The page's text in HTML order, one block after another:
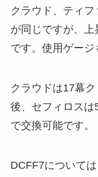
クラウド、ティ
が同じですが、上
です。使用ゲージ
クラウドは17幕
後、セフィロス
で交換可能です。
DCFF7について